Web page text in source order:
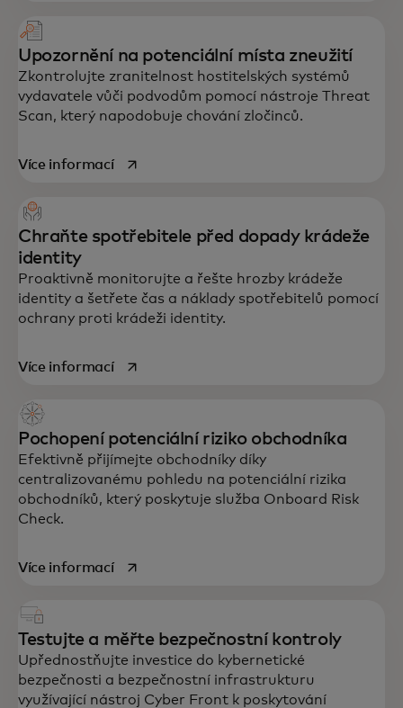
Upozornění na potenciální místa zneužití
Zkontrolujte zranitelnost hostitelských systémů
vydavatele vůči podvodům pomocí nástroje Threat
Scan, který napodobuje chování zločinců.
Více informacíopens in a new tab
Chraňte spotřebitele před dopady krádeže
identity
Proaktivně monitorujte a řešte hrozby krádeže
identity a šetřete čas a náklady spotřebitelů pomocí
ochrany proti krádeži identity.
Více informacíopens in a new tab
Pochopení potenciální riziko obchodníka
Efektivně přijímejte obchodníky díky
centralizovanému pohledu na potenciální rizika
obchodníků, který poskytuje služba Onboard Risk
Check.
Více informacíopens in a new tab
Testujte a měřte bezpečnostní kontroly
Upřednostňujte investice do kybernetické
bezpečnosti a bezpečnostní infrastrukturu
využívající nástroj Cyber Front k poskytování